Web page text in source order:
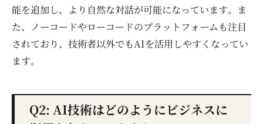
能を追加し、より自然な対話が可能になっています。ま
た、ノーコードやローコードのプラットフォームも注目
されており、技術者以外でもAIを活用しやすくなってい
ます。
Q2: AI技術はどのようにビジネスに